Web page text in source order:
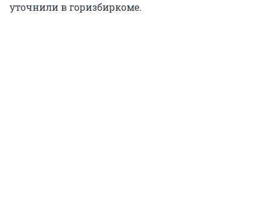
уточнили в горизбиркоме.